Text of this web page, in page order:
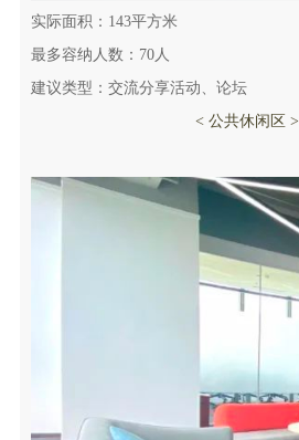
实际面积：143平方米
最多容纳人数：70人
建议类型：交流分享活动、论坛
< 公共休闲区 >